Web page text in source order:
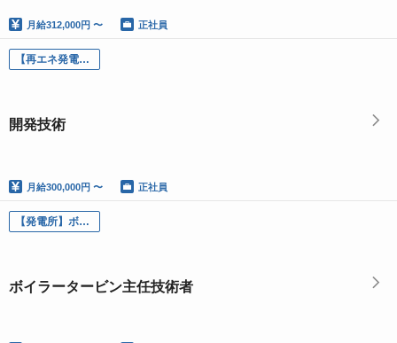
月給312,000円 〜 正社員
【再エネ発電事業】開発技術
開発技術
月給300,000円 〜 正社員
【発電所】ボイラータービン主任技術者 資格必須（宮崎・鹿児島・熊本エリア）
ボイラータービン主任技術者